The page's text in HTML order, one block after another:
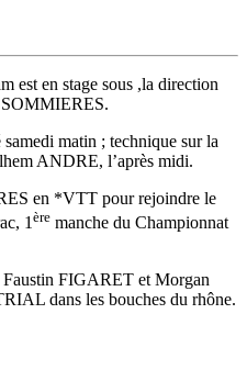
est en stage sous ,la direction
matin ; technique sur la
ANDRE, l’après midi.
en *VTT pour rejoindre le
1 ère manche du Championnat
FIGARET et Morgan
dans les bouches du rhône.